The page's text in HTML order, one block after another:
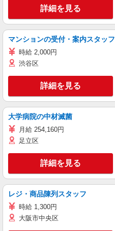
詳細を見る
マンションの受付・案内スタッフ
時給 2,000円
渋谷区
詳細を見る
大学病院の中材滅菌
月給 254,160円
足立区
詳細を見る
レジ・商品陳列スタッフ
時給 1,300円
大阪市中央区